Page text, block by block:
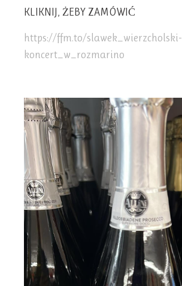
KLIKNIJ, ŻEBY ZAMÓWIĆ
https://ffm.to/slawek_wierzcholski-
koncert_w_rozmarino